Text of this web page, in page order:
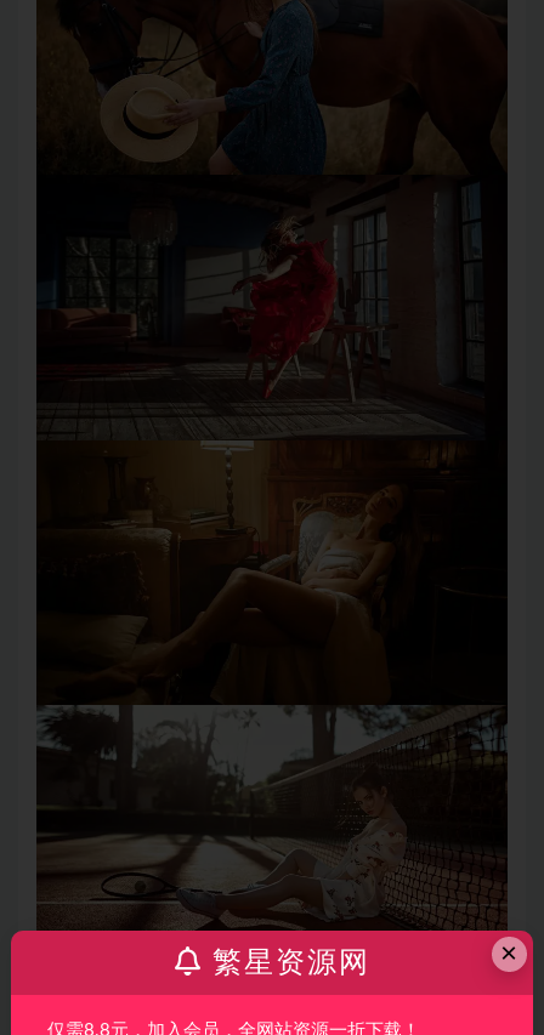
×
繁星资源网
仅需8.8元，加入会员，全网站资源一折下载！